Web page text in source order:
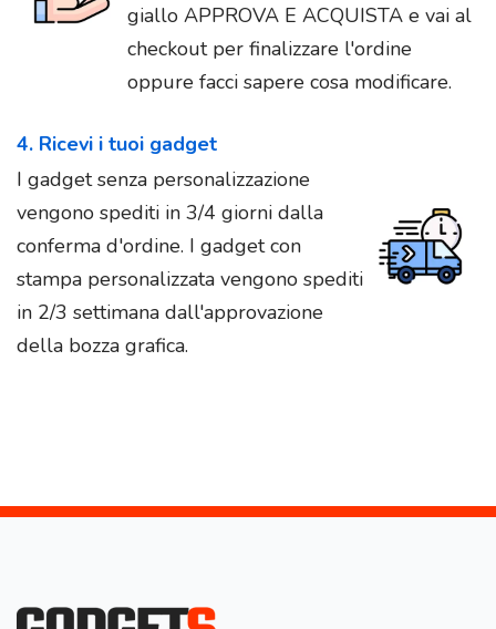
giallo APPROVA E ACQUISTA e vai al
checkout per finalizzare l'ordine
oppure facci sapere cosa modificare.
4. Ricevi i tuoi gadget
I gadget senza personalizzazione
vengono spediti in 3/4 giorni dalla
conferma d'ordine. I gadget con
stampa personalizzata vengono spediti
in 2/3 settimana dall'approvazione
della bozza grafica.